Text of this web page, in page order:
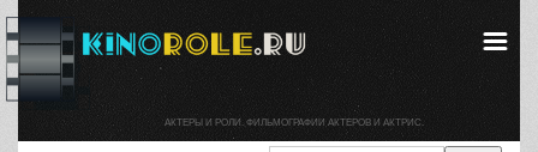
АКТЕРЫ И РОЛИ. ФИЛЬМОГРАФИИ АКТЕРОВ И АКТРИС.